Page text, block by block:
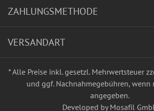
ZAHLUNGSMETHODE
VERSANDART
* Alle Preise inkl. gesetzl. Mehrwertsteuer
und ggf. Nachnahmegebühren, wenn
angegeben.
Developed by Mosafil